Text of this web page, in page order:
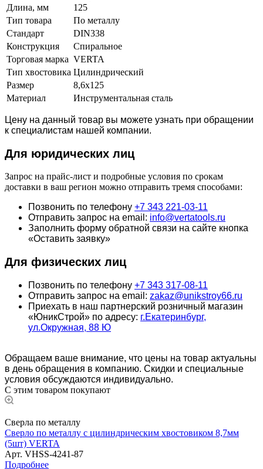
Длина, мм
125
Тип товара
По металлу
Стандарт
DIN338
Конструкция
Спиральное
Торговая марка VERTA
Тип хвостовика Цилиндрический
Размер
8,6х125
Материал
Инструментальная сталь
Цену на данный товар вы можете узнать при обращении
к специалистам нашей компании.
Для юридических лиц
Запрос на прайс-лист и подробные условия по срокам
доставки в ваш регион можно отправить тремя способами:
Позвонить по телефону +7 343 221-03-11
Отправить запрос на email: info@vertatools.ru
Заполнить форму обратной связи на сайте кнопка
«Оставить заявку»
Для физических лиц
Позвонить по телефону +7 343 317-08-11
Отправить запрос на email: zakaz@unikstroy66.ru
Приехать в наш партнерский розничный магазин
«ЮникСтрой» по адресу: г.Екатеринбург,
ул.Окружная, 88 Ю
Обращаем ваше внимание, что цены на товар актуальны
в день обращения в компанию. Скидки и специальные
условия обсуждаются индивидуально.
С этим товаром покупают
Сверла по металлу
Сверло по металлу с цилиндрическим хвостовиком 8,7мм
(5шт) VERTA
Арт. VHSS-4241-87
Подробнее